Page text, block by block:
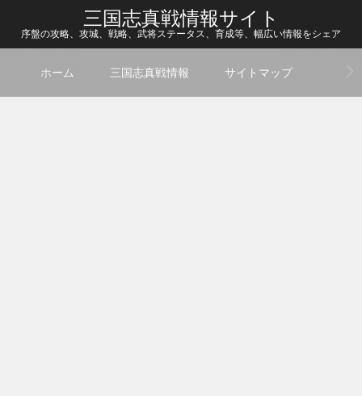
三国志真戦情報サイト
序盤の攻略、攻城、戦略、武将ステータス、育成等、幅広い情報をシェア
ホーム 三国志真戦情報 サイトマップ